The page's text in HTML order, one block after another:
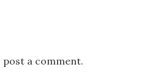
post a comment.